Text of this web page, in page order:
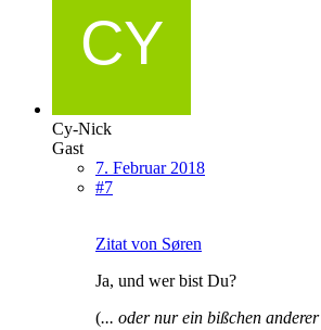
Cy-Nick
Gast
7. Februar 2018
#7
Zitat von Søren
Ja, und wer bist Du?
(... oder nur ein bißchen